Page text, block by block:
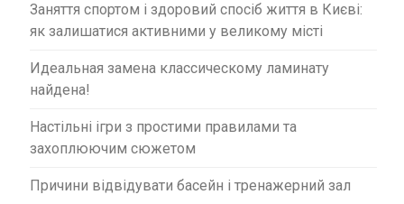
Заняття спортом і здоровий спосіб життя в Києві:
як залишатися активними у великому місті
Идеальная замена классическому ламинату
найдена!
Настільні ігри з простими правилами та
захоплюючим сюжетом
Причини відвідувати басейн і тренажерний зал